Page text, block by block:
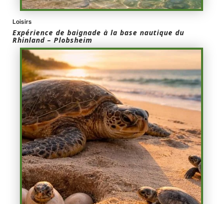
Loisirs
Expérience de baignade à la base nautique du
Rhinland – Plobsheim